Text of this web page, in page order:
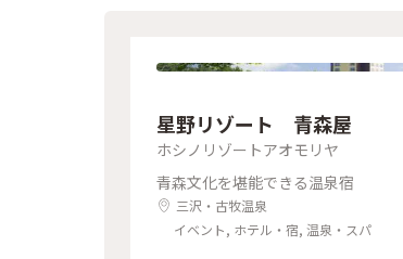
星野リゾート 青森屋
ホシノリゾートアオモリヤ
青森文化を堪能できる温泉宿
三沢・古牧温泉
イベント, ホテル・宿, 温泉・スパ